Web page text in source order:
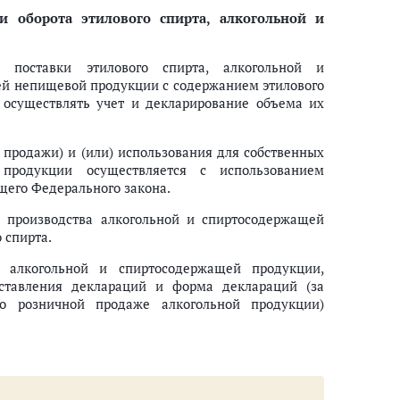
этилового спирта, алкогольной и
этилового спирта, алкогольной и
непищевой продукции с содержанием этилового
учет и декларирование объема их
и (или) использования для собственных
осуществляется с использованием
Федерального закона.
алкогольной и спиртосодержащей
и спиртосодержащей продукции,
деклараций и форма деклараций (за
продаже алкогольной продукции)